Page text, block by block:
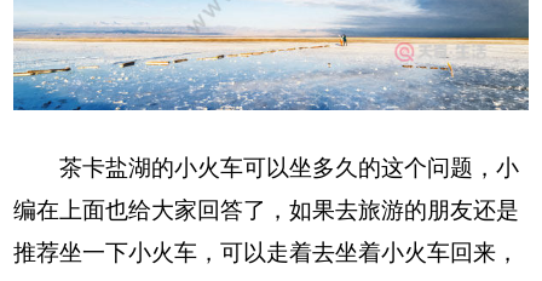
茶卡盐湖的小火车可以坐多久的这个问题，小
编在上面也给大家回答了，如果去旅游的朋友还是
推荐坐一下小火车，可以走着去坐着小火车回来，